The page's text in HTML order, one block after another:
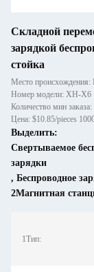
Складной
зарядкой
стойка
Место происхождения:
Номер модели: XH-X6
Количество мин
Цена: $10.85/pieces
Выделить:
Свертываемое
зарядки
, Беспроводное
2Магнитная
1Тип: